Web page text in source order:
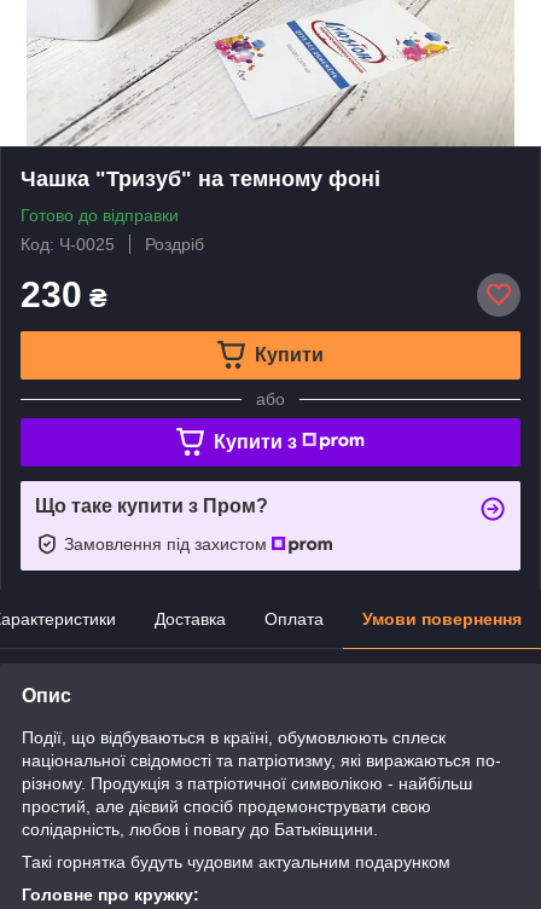
Чашка "Тризуб" на темному фоні
Готово до відправки
Код: Ч-0025
Роздріб
230 ₴
Купити
або
Купити з
Що таке купити з Пром?
Замовлення під захистом
Доставка Оплата Умови повернення
Опис
Події, що відбуваються в країні, обумовлюють сплеск
національної свідомості та патріотизму, які виражаються по-
різному. Продукція з патріотичної символікою - найбільш
простий, але дієвий спосіб продемонструвати свою
солідарність, любов і повагу до Батьківщини.
Такі горнятка будуть чудовим актуальним подарунком
Головне про кружку: